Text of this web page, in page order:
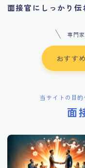
面接官にしっかり伝
専門
おすす
当サイトの目
面